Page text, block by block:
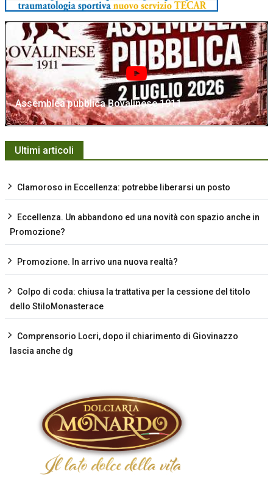
Assemblea pubblica Bovalinese 1911
Ultimi articoli
Clamoroso in Eccellenza: potrebbe liberarsi un posto
Eccellenza. Un abbandono ed una novità con spazio anche in
Promozione?
Promozione. In arrivo una nuova realtà?
Colpo di coda: chiusa la trattativa per la cessione del titolo
dello StiloMonasterace
Comprensorio Locri, dopo il chiarimento di Giovinazzo
lascia anche dg